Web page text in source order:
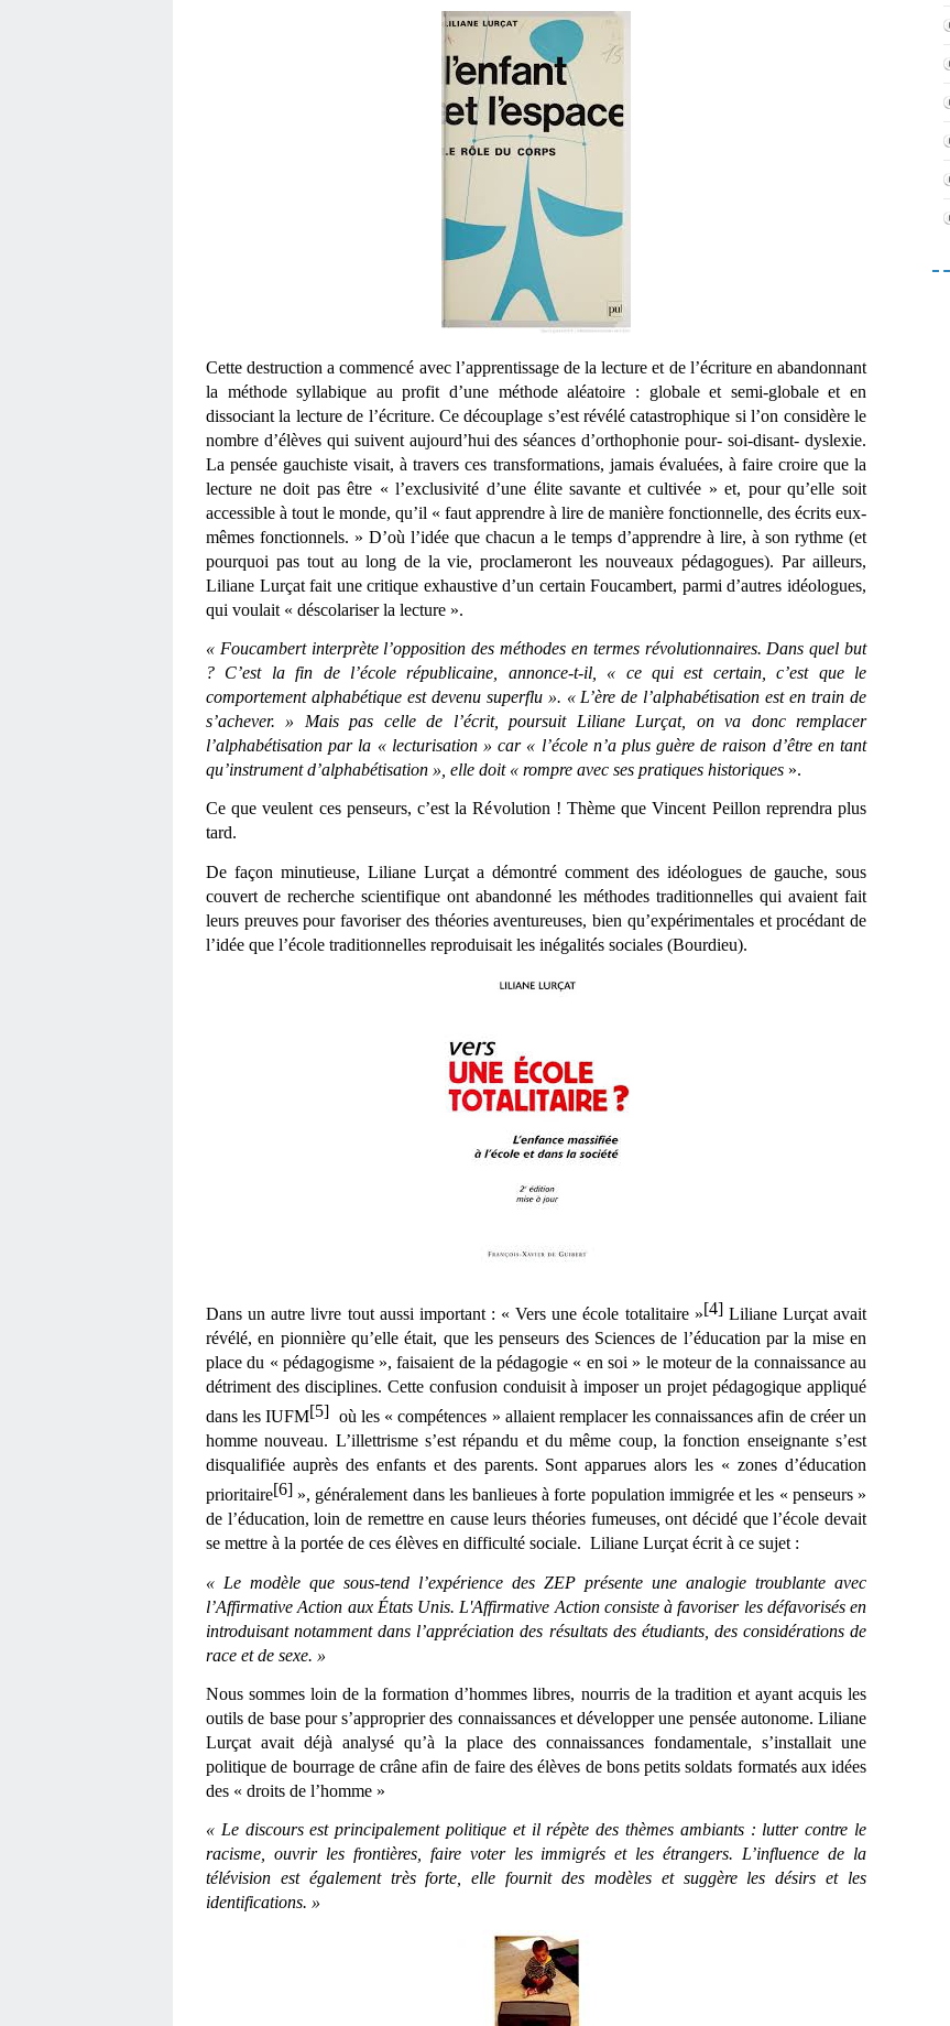
Cette destruction a commencé avec l’apprentissage de la lecture et de l’écriture en abandonnant
la méthode syllabique au profit d’une méthode aléatoire : globale et semi-globale et en
dissociant la lecture de l’écriture. Ce découplage s’est révélé catastrophique si l’on considère le
nombre d’élèves qui suivent aujourd’hui des séances d’orthophonie pour- soi-disant- dyslexie.
La pensée gauchiste visait, à travers ces transformations, jamais évaluées, à faire croire que la
lecture ne doit pas être « l’exclusivité d’une élite savante et cultivée » et, pour qu’elle soit
accessible à tout le monde, qu’il « faut apprendre à lire de manière fonctionnelle, des écrits eux-
mêmes fonctionnels. » D’où l’idée que chacun a le temps d’apprendre à lire, à son rythme (et
pourquoi pas tout au long de la vie, proclameront les nouveaux pédagogues). Par ailleurs,
Liliane Lurçat fait une critique exhaustive d’un certain Foucambert, parmi d’autres idéologues,
qui voulait « déscolariser la lecture ».
« Foucambert interprète l’opposition des méthodes en termes révolutionnaires. Dans quel but
? C’est la fin de l’école républicaine, annonce-t-il, « ce qui est certain, c’est que le
comportement alphabétique est devenu superflu ». « L’ère de l’alphabétisation est en train de
s’achever. » Mais pas celle de l’écrit, poursuit Liliane Lurçat, on va donc remplacer
l’alphabétisation par la « lecturisation » car « l’école n’a plus guère de raison d’être en tant
qu’instrument d’alphabétisation », elle doit « rompre avec ses pratiques historiques ».
Ce que veulent ces penseurs, c’est la Révolution ! Thème que Vincent Peillon reprendra plus
tard.
De façon minutieuse, Liliane Lurçat a démontré comment des idéologues de gauche, sous
couvert de recherche scientifique ont abandonné les méthodes traditionnelles qui avaient fait
leurs preuves pour favoriser des théories aventureuses, bien qu’expérimentales et procédant de
l’idée que l’école traditionnelles reproduisait les inégalités sociales (Bourdieu).
Dans un autre livre tout aussi important : « Vers une école totalitaire »[4] Liliane Lurçat avait
révélé, en pionnière qu’elle était, que les penseurs des Sciences de l’éducation par la mise en
place du « pédagogisme », faisaient de la pédagogie « en soi » le moteur de la connaissance au
détriment des disciplines. Cette confusion conduisit à imposer un projet pédagogique appliqué
dans les IUFM[5] où les « compétences » allaient remplacer les connaissances afin de créer un
homme nouveau. L’illettrisme s’est répandu et du même coup, la fonction enseignante s’est
disqualifiée auprès des enfants et des parents. Sont apparues alors les « zones d’éducation
prioritaire[6] », généralement dans les banlieues à forte population immigrée et les « penseurs »
de l’éducation, loin de remettre en cause leurs théories fumeuses, ont décidé que l’école devait
se mettre à la portée de ces élèves en difficulté sociale.  Liliane Lurçat écrit à ce sujet :
« Le modèle que sous-tend l’expérience des ZEP présente une analogie troublante avec
l’Affirmative Action aux États Unis. L'Affirmative Action consiste à favoriser les défavorisés en
introduisant notamment dans l’appréciation des résultats des étudiants, des considérations de
race et de sexe. »
Nous sommes loin de la formation d’hommes libres, nourris de la tradition et ayant acquis les
outils de base pour s’approprier des connaissances et développer une pensée autonome. Liliane
Lurçat avait déjà analysé qu’à la place des connaissances fondamentale, s’installait une
politique de bourrage de crâne afin de faire des élèves de bons petits soldats formatés aux idées
des « droits de l’homme »
« Le discours est principalement politique et il répète des thèmes ambiants : lutter contre le
racisme, ouvrir les frontières, faire voter les immigrés et les étrangers. L’influence de la
télévision est également très forte, elle fournit des modèles et suggère les désirs et les
identifications. »